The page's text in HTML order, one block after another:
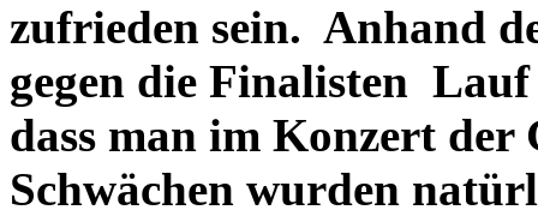
zufrieden sein. Anhand
gegen die Finalisten
dass man im Konzert
Schwächen wurden